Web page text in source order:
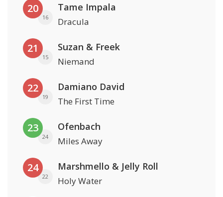
20
16
Tame Impala
Dracula
21
15
Suzan & Freek
Niemand
22
19
Damiano David
The First Time
23
24
Ofenbach
Miles Away
24
22
Marshmello & Jelly Roll
Holy Water